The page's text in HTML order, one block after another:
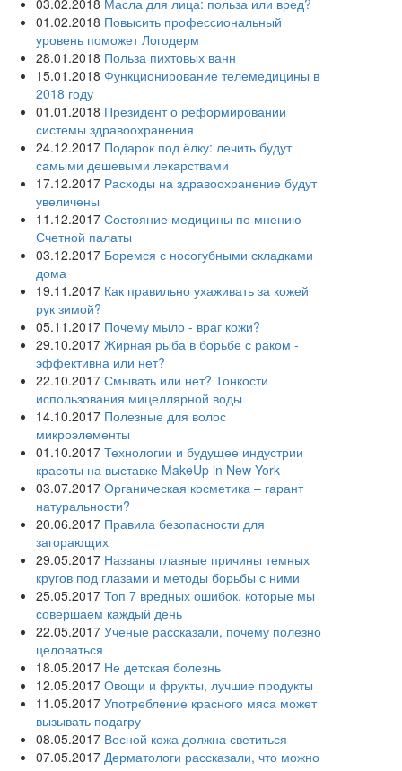
03.02.2018 Масла для лица: польза или вред?
01.02.2018 Повысить профессиональный
уровень поможет Логодерм
28.01.2018 Польза пихтовых ванн
15.01.2018 Функционирование телемедицины в
2018 году
01.01.2018 Президент о реформировании
системы здравоохранения
24.12.2017 Подарок под ёлку: лечить будут
самыми дешевыми лекарствами
17.12.2017 Расходы на здравоохранение будут
увеличены
11.12.2017 Состояние медицины по мнению
Счетной палаты
03.12.2017 Боремся с носогубными складками
дома
19.11.2017 Как правильно ухаживать за кожей
рук зимой?
05.11.2017 Почему мыло - враг кожи?
29.10.2017 Жирная рыба в борьбе с раком -
эффективна или нет?
22.10.2017 Смывать или нет? Тонкости
использования мицеллярной воды
14.10.2017 Полезные для волос
микроэлементы
01.10.2017 Технологии и будущее индустрии
красоты на выставке MakeUp in New York
03.07.2017 Органическая косметика – гарант
натуральности?
20.06.2017 Правила безопасности для
загорающих
29.05.2017 Названы главные причины темных
кругов под глазами и методы борьбы с ними
25.05.2017 Топ 7 вредных ошибок, которые мы
совершаем каждый день
22.05.2017 Ученые рассказали, почему полезно
целоваться
18.05.2017 Не детская болезнь
12.05.2017 Овощи и фрукты, лучшие продукты
11.05.2017 Употребление красного мяса может
вызывать подагру
08.05.2017 Весной кожа должна светиться
07.05.2017 Дерматологи рассказали, что можно